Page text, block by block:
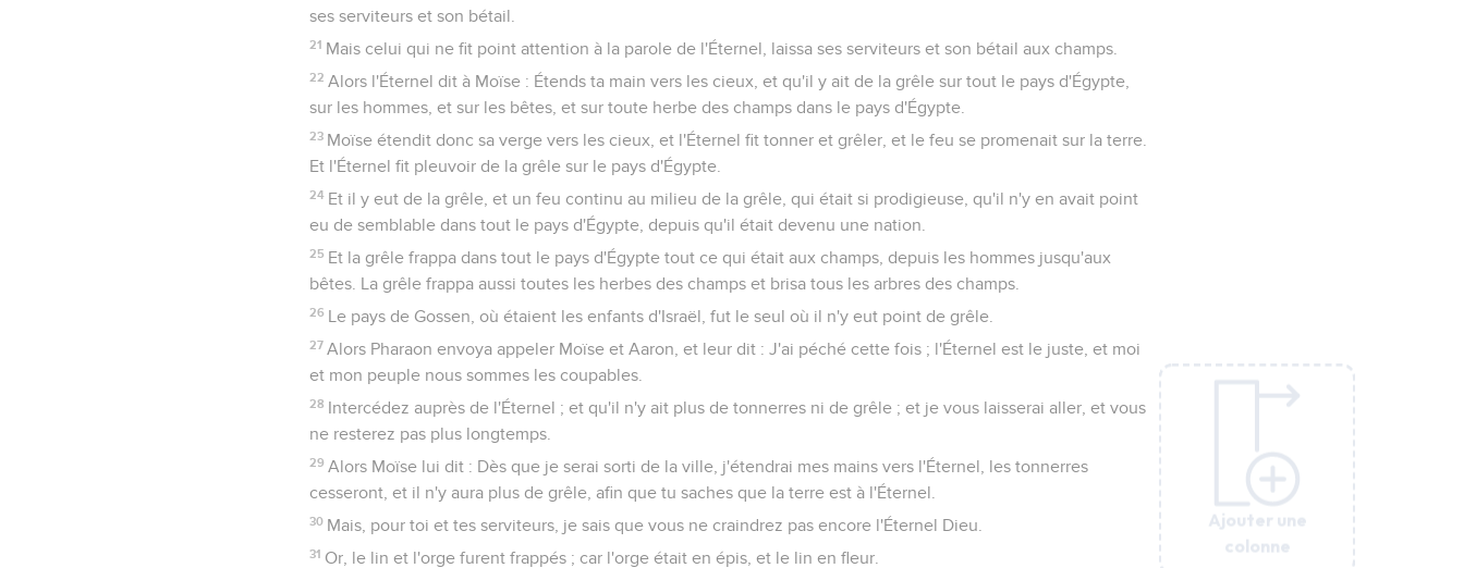
Ajouter une
colonne
ses serviteurs et son bétail.
21 Mais celui qui ne fit point attention à la parole de l'Éternel, laissa ses serviteurs et son bétail aux champs.
22 Alors l'Éternel dit à Moïse : Étends ta main vers les cieux, et qu'il y ait de la grêle sur tout le pays d'Égypte,
sur les hommes, et sur les bêtes, et sur toute herbe des champs dans le pays d'Égypte.
23 Moïse étendit donc sa verge vers les cieux, et l'Éternel fit tonner et grêler, et le feu se promenait sur la terre.
Et l'Éternel fit pleuvoir de la grêle sur le pays d'Égypte.
24 Et il y eut de la grêle, et un feu continu au milieu de la grêle, qui était si prodigieuse, qu'il n'y en avait point
eu de semblable dans tout le pays d'Égypte, depuis qu'il était devenu une nation.
25 Et la grêle frappa dans tout le pays d'Égypte tout ce qui était aux champs, depuis les hommes jusqu'aux
bêtes. La grêle frappa aussi toutes les herbes des champs et brisa tous les arbres des champs.
26 Le pays de Gossen, où étaient les enfants d'Israël, fut le seul où il n'y eut point de grêle.
27 Alors Pharaon envoya appeler Moïse et Aaron, et leur dit : J'ai péché cette fois ; l'Éternel est le juste, et moi
et mon peuple nous sommes les coupables.
28 Intercédez auprès de l'Éternel ; et qu'il n'y ait plus de tonnerres ni de grêle ; et je vous laisserai aller, et vous
ne resterez pas plus longtemps.
29 Alors Moïse lui dit : Dès que je serai sorti de la ville, j'étendrai mes mains vers l'Éternel, les tonnerres
cesseront, et il n'y aura plus de grêle, afin que tu saches que la terre est à l'Éternel.
30 Mais, pour toi et tes serviteurs, je sais que vous ne craindrez pas encore l'Éternel Dieu.
31 Or, le lin et l'orge furent frappés ; car l'orge était en épis, et le lin en fleur.
Ajouter une
colonne
Ajouter une
colonne
Ajouter une
colonne
Ajouter une
colonne